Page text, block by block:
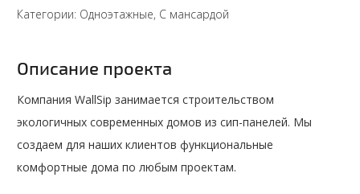
Категории: Одноэтажные, С мансардой
Описание проекта
Компания WallSip занимается строительством
экологичных современных домов из сип-панелей. Мы
создаем для наших клиентов функциональные
комфортные дома по любым проектам.